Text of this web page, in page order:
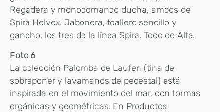
Regadera y monocomando ducha, ambos de
Spira Helvex. Jabonera, toallero sencillo y
gancho, los tres de la línea Spira. Todo de Alfa.
Foto 6
La colección Palomba de Laufen (tina de
sobreponer y lavamanos de pedestal) está
inspirada en el movimiento del mar, con formas
orgánicas y geométricas. En Productos